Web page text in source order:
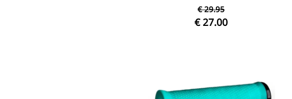
€ 29.95
€ 27.00